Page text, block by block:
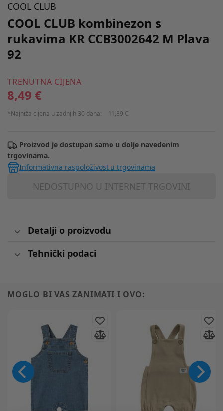
COOL CLUB
COOL CLUB kombinezon s
rukavima KR CCB3002642 M Plava
92
TRENUTNA CIJENA
8,49 €
*Najniža cijena u zadnjih 30 dana: 11,89 €
Proizvod je dostupan samo u dolje navedenim
trgovinama.
Informativna raspoloživost u trgovinama
NEDOSTUPNO U INTERNET TRGOVINI
Detalji o proizvodu
Tehnički podaci
MOGLO BI VAS ZANIMATI I OVO: